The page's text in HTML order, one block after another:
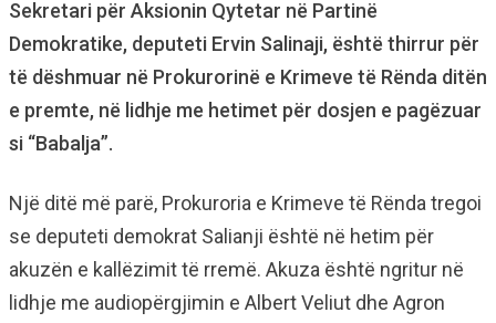
Sekretari për Aksionin Qytetar në Partinë
Demokratike, deputeti Ervin Salinaji, është thirrur për
të dëshmuar në Prokurorinë e Krimeve të Rënda ditën
e premte, në lidhje me hetimet për dosjen e pagëzuar
si “Babalja”.
Një ditë më parë, Prokuroria e Krimeve të Rënda tregoi
se deputeti demokrat Salianji është në hetim për
akuzën e kallëzimit të rremë. Akuza është ngritur në
lidhje me audiopërgjimin e Albert Veliut dhe Agron